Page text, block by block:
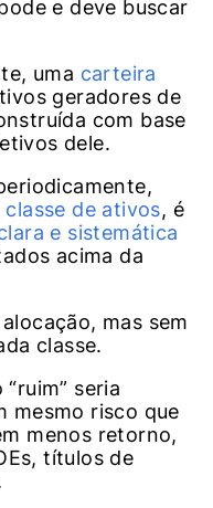
e deve buscar
uma carteira
geradores de
com base
dele.
classe de ativos, é
e sistemática
acima da
mas sem
classe.
seria
mesmo risco que
menos retorno,
títulos de